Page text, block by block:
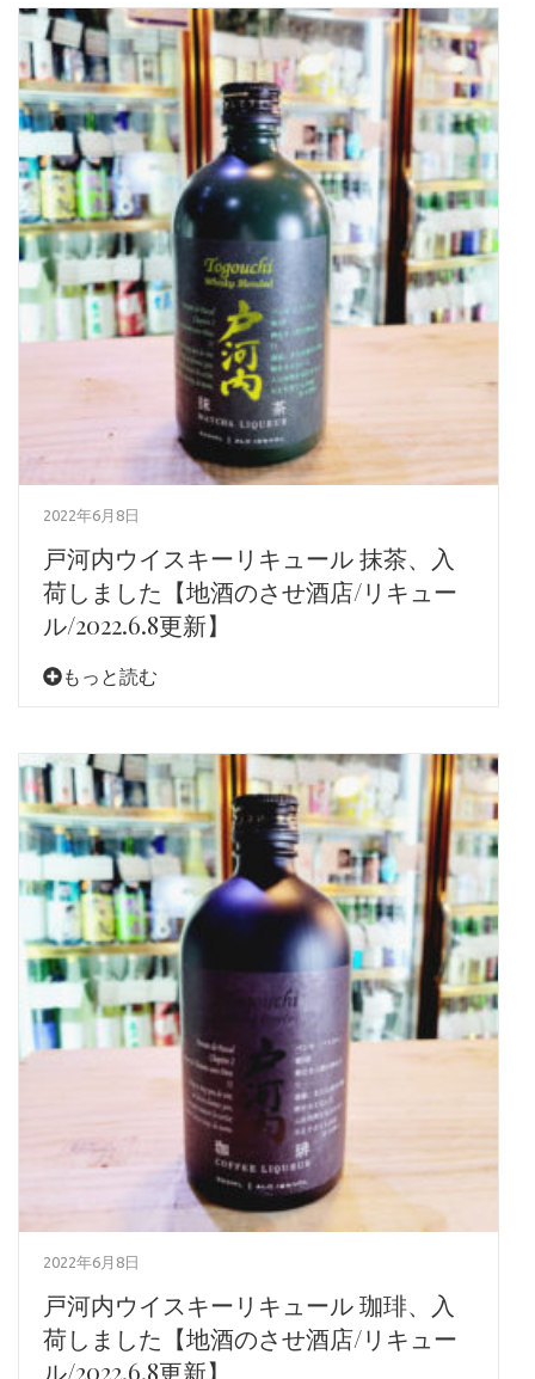
2022年6月8日
戸河内ウイスキーリキュール 抹茶、入
荷しました【地酒のさせ酒店/リキュー
ル/2022.6.8更新】
もっと読む
2022年6月8日
戸河内ウイスキーリキュール 珈琲、入
荷しました【地酒のさせ酒店/リキュー
ル/2022.6.8更新】